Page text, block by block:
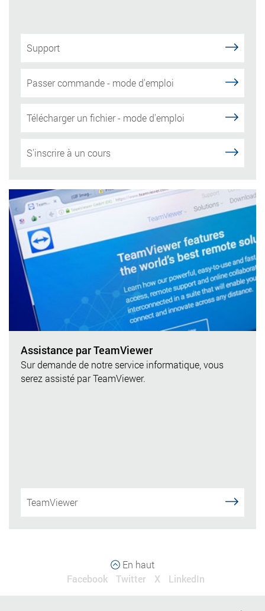
Support
Passer commande - mode d'emploi
Télécharger un fichier - mode d'emploi
S'inscrire à un cours
Assistance par TeamViewer
Sur demande de notre service informatique, vous
serez assisté par TeamViewer.
TeamViewer
En haut
Facebook
Twitter X LinkedIn